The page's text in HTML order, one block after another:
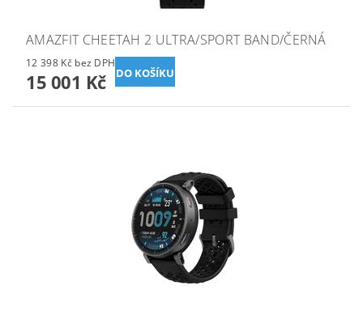
AMAZFIT CHEETAH 2 ULTRA/SPORT BAND/ČERNÁ
12 398 Kč bez DPH
15 001 Kč